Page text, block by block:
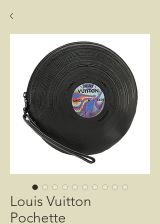
Louis Vuitton
Pochette